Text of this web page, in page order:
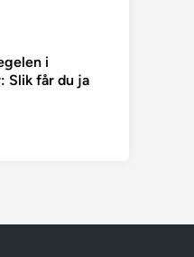
i
Slik får du ja